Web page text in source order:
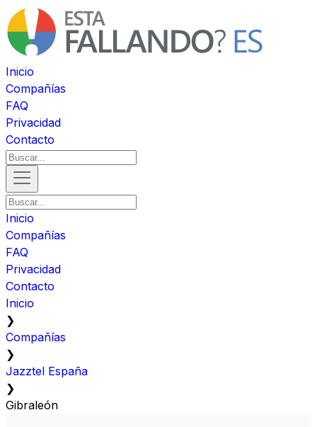
Inicio
Compañías
FAQ
Privacidad
Contacto
Inicio
Compañías
FAQ
Privacidad
Contacto
Inicio
❯
Compañías
❯
Jazztel España
❯
Gibraleón